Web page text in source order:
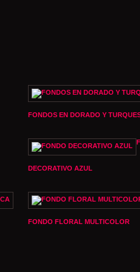
FONDOS EN DORADO Y
DECORATIVO AZUL
FONDO FLORAL MULTICOLOR